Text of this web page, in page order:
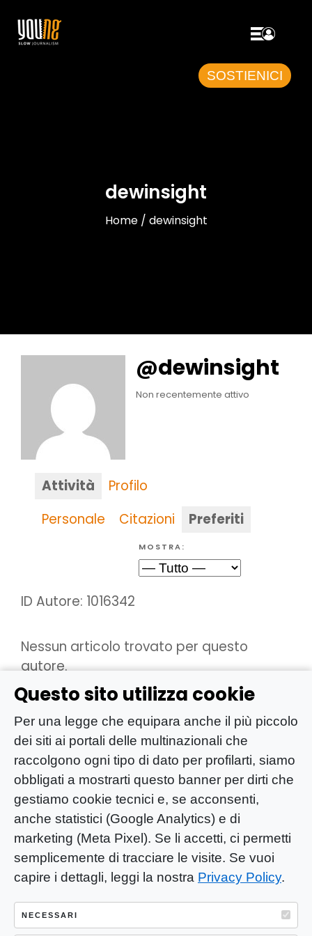
Questo sito utilizza cookie
Per una legge che equipara anche il più piccolo
dei siti ai portali delle multinazionali che
raccolgono ogni tipo di dato per profilarti, siamo
obbligati a mostrarti questo banner per dirti che
gestiamo cookie tecnici e, se acconsenti,
anche statistici (Google Analytics) e di
marketing (Meta Pixel). Se li accetti, ci permetti
semplicemente di tracciare le visite. Se vuoi
capire i dettagli, leggi la nostra Privacy Policy.
NECESSARI
SOSTIENICI
dewinsight
Home / dewinsight
@dewinsight
Non recentemente attivo
Attività
Profilo
Personale
Citazioni Preferiti
MOSTRA:
ID Autore: 1016342
Nessun articolo trovato per questo
autore.
YOU-ng Slow Journalism è una testata
giornalistica di proprietà di Mastino S.R.L.
Registrazione presso Trib. Santa Maria